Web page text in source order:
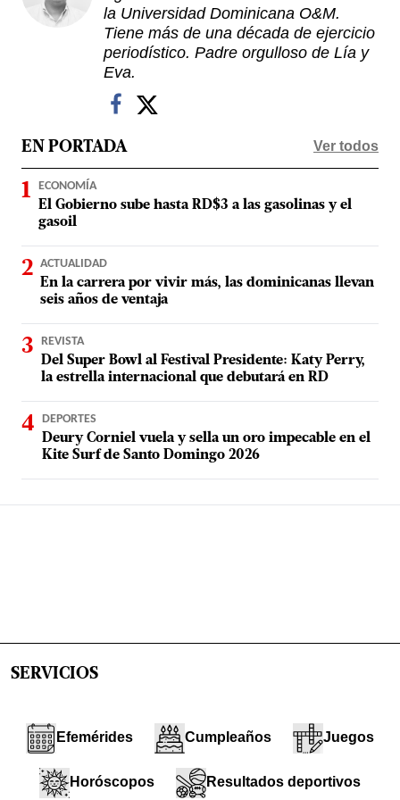
la Universidad Dominicana O&M.
Tiene más de una década de ejercicio
periodístico. Padre orgulloso de Lía y
Eva.
EN PORTADA Ver todos
ECONOMÍA
El Gobierno sube hasta RD$3 a las gasolinas y el
gasoil
ACTUALIDAD
En la carrera por vivir más, las dominicanas llevan
seis años de ventaja
REVISTA
Del Super Bowl al Festival Presidente: Katy Perry,
la estrella internacional que debutará en RD
DEPORTES
Deury Corniel vuela y sella un oro impecable en el
Kite Surf de Santo Domingo 2026
SERVICIOS
Efemérides Cumpleaños Juegos
Horóscopos Resultados deportivos